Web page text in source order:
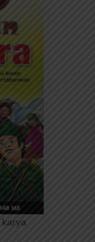
karya